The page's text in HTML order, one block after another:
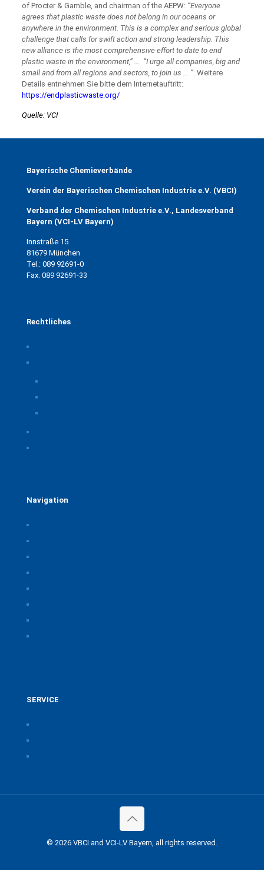
of Procter & Gamble, and chairman of the AEPW: “Everyone
agrees that plastic waste does not belong in our oceans or
anywhere in the environment. This is a complex and serious global
challenge that calls for swift action and strong leadership. This
new alliance is the most comprehensive effort to date to end
plastic waste in the environment,” … “I urge all companies, big and
small and from all regions and sectors, to join us … ”. Weitere
Details entnehmen Sie bitte dem Internetauftritt:
https://endplasticwaste.org/
Quelle: VCI
Bayerische Chemieverbände
Verein der Bayerischen Chemischen Industrie e.V. (VBCI)
Verband der Chemischen Industrie e.V., Landesverband
Bayern (VCI-LV Bayern)
Innstraße 15
81679 München
Tel.: 089 92691-0
Fax: 089 92691-33
Rechtliches
Navigation
SERVICE
© 2026 VBCI and VCI-LV Bayern, all rights reserved.